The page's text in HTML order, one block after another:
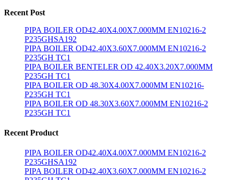
Recent Post
PIPA BOILER OD42.40X4.00X7.000MM EN10216-2
P235GHSA192
PIPA BOILER OD42.40X3.60X7.000MM EN10216-2
P235GH TC1
PIPA BOILER BENTELER OD 42.40X3.20X7.000MM
P235GH TC1
PIPA BOILER OD 48.30X4.00X7.000MM EN10216-
P235GH TC1
PIPA BOILER OD 48.30X3.60X7.000MM EN10216-2
P235GH TC1
Recent Product
PIPA BOILER OD42.40X4.00X7.000MM EN10216-2
P235GHSA192
PIPA BOILER OD42.40X3.60X7.000MM EN10216-2